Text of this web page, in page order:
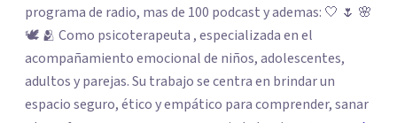
programa de radio, mas de 100 podcast y ademas: 🤍 🌷 🌸
🕊️ 🫂 Como psicoterapeuta , especializada en el
acompañamiento emocional de niños, adolescentes,
adultos y parejas. Su trabajo se centra en brindar un
espacio seguro, ético y empático para comprender, sanar